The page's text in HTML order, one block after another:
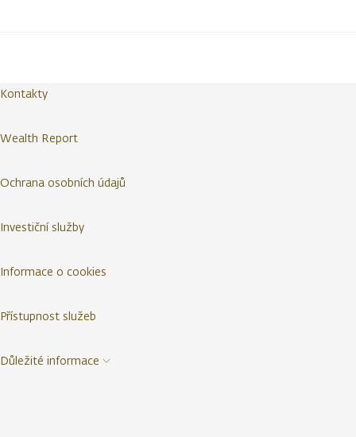
Kontakty
Wealth Report
Ochrana osobních údajů
Investiční služby
Informace o cookies
Přístupnost služeb
Důležité informace